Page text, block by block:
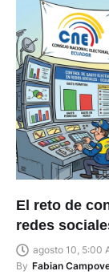
El reto de
redes
agosto 10, 5:00
By Fabian